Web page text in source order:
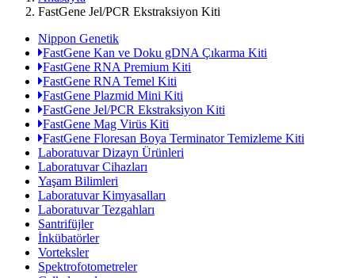
FastGene Jel/PCR Ekstraksiyon Kiti
Nippon Genetik
FastGene Kan ve Doku gDNA Çıkarma Kiti
FastGene RNA Premium Kiti
FastGene RNA Temel Kiti
FastGene Plazmid Mini Kiti
FastGene Jel/PCR Ekstraksiyon Kiti
FastGene Mag Virüs Kiti
FastGene Floresan Boya Terminator Temizleme Kiti
Laboratuvar Dizayn Ürünleri
Laboratuvar Cihazları
Yaşam Bilimleri
Laboratuvar Kimyasalları
Laboratuvar Tezgahları
Santrifüjler
İnkübatörler
Vorteksler
Spektrofotometreler